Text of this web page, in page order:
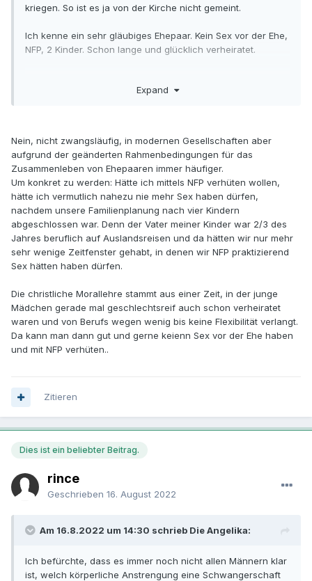
kriegen. So ist es ja von der Kirche nicht gemeint.
Ich kenne ein sehr gläubiges Ehepaar. Kein Sex vor der Ehe,
NFP, 2 Kinder. Schon lange und glücklich verheiratet.
meine Kinder nicht erziehen. Aber die katholische
Expand
Nein, nicht zwangsläufig, in modernen Gesellschaften aber
aufgrund der geänderten Rahmenbedingungen für das
Zusammenleben von Ehepaaren immer häufiger.
Um konkret zu werden: Hätte ich mittels NFP verhüten wollen,
hätte ich vermutlich nahezu nie mehr Sex haben dürfen,
nachdem unsere Familienplanung nach vier Kindern
abgeschlossen war. Denn der Vater meiner Kinder war 2/3 des
Jahres beruflich auf Auslandsreisen und da hätten wir nur mehr
sehr wenige Zeitfenster gehabt, in denen wir NFP praktizierend
Sex hätten haben dürfen.
Die christliche Morallehre stammt aus einer Zeit, in der junge
Mädchen gerade mal geschlechtsreif auch schon verheiratet
waren und von Berufs wegen wenig bis keine Flexibilität verlangt.
Da kann man dann gut und gerne keienn Sex vor der Ehe haben
und mit NFP verhüten..
Zitieren
Dies ist ein beliebter Beitrag.
rince
Geschrieben 16. August 2022
Am 16.8.2022 um 14:30 schrieb Die Angelika:
Ich befürchte, dass es immer noch nicht allen Männern klar
ist, welch körperliche Anstrengung eine Schwangerschaft